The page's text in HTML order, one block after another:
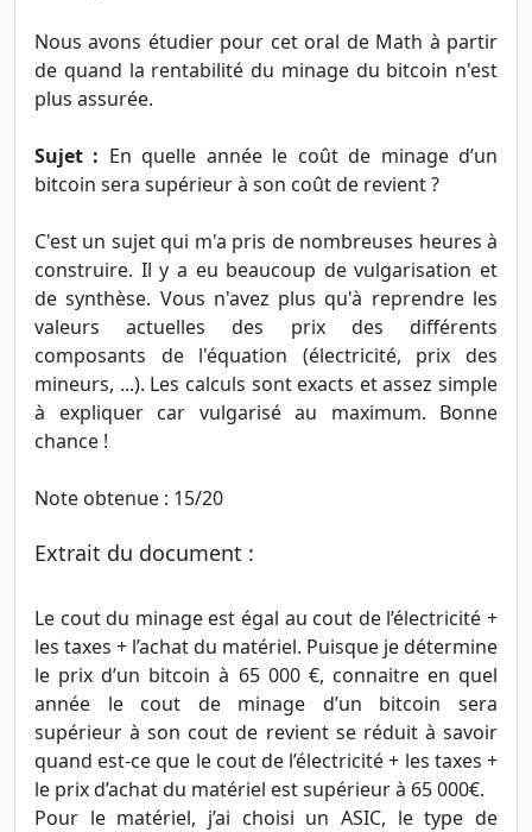
Nous avons étudier pour cet oral de Math à partir
de quand la rentabilité du minage du bitcoin n'est
plus assurée.
Sujet : En quelle année le coût de minage d’un
bitcoin sera supérieur à son coût de revient ?
C'est un sujet qui m'a pris de nombreuses heures à
construire. Il y a eu beaucoup de vulgarisation et
de synthèse. Vous n'avez plus qu'à reprendre les
valeurs actuelles des prix des différents
composants de l'équation (électricité, prix des
mineurs, ...). Les calculs sont exacts et assez simple
à expliquer car vulgarisé au maximum. Bonne
chance !
Note obtenue : 15/20
Extrait du document :
Le cout du minage est égal au cout de l’électricité +
les taxes + l’achat du matériel. Puisque je détermine
le prix d’un bitcoin à 65 000 €, connaitre en quel
année le cout de minage d’un bitcoin sera
supérieur à son cout de revient se réduit à savoir
quand est-ce que le cout de l’électricité + les taxes +
le prix d’achat du matériel est supérieur à 65 000€.
Pour le matériel, j’ai choisi un ASIC, le type de